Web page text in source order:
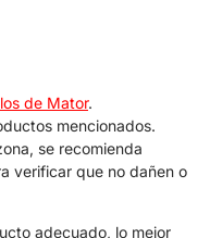
de Mator.
mencionados.
se recomienda
verificar que no dañen o
adecuado, lo mejor